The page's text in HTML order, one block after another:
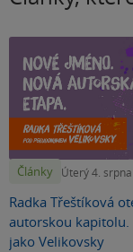
Články Úterý 4.
Radka Třeštíková
autorskou
jako Velikovsky